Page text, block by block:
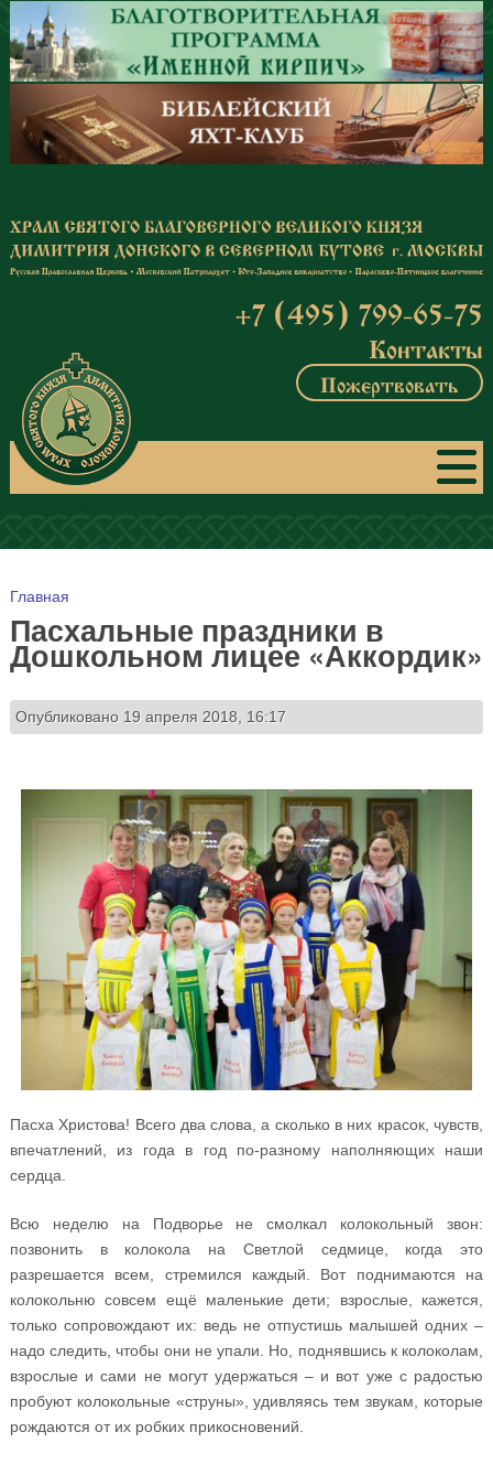
Перейти к основному содержанию
+7 (495) 799-65-75
Контакты
Пожертвовать
Вы здесь
Главная
Пасхальные праздники в
Дошкольном лицее «Аккордик»
Опубликовано 19 апреля 2018, 16:17
Пасха Христова! Всего два слова, а сколько в них красок, чувств,
впечатлений, из года в год по-разному наполняющих наши
сердца.
Всю неделю на Подворье не смолкал колокольный звон:
позвонить в колокола на Светлой седмице, когда это
разрешается всем, стремился каждый. Вот поднимаются на
колокольню совсем ещё маленькие дети; взрослые, кажется,
только сопровождают их: ведь не отпустишь малышей одних –
надо следить, чтобы они не упали. Но, поднявшись к колоколам,
взрослые и сами не могут удержаться – и вот уже с радостью
пробуют колокольные «струны», удивляясь тем звукам, которые
рождаются от их робких прикосновений.